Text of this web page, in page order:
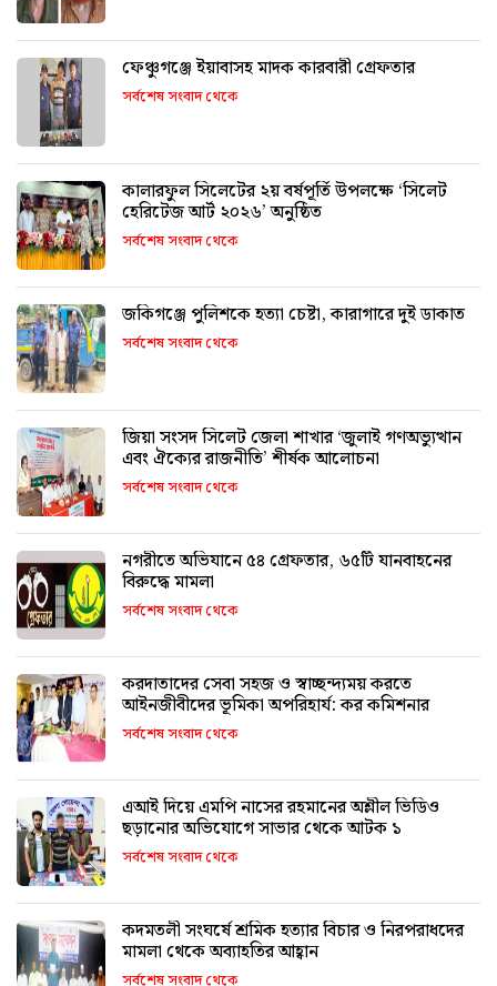
ফেঞ্চুগঞ্জে ইয়াবাসহ মাদক কারবারী গ্রেফতার
সর্বশেষ সংবাদ থেকে
কালারফুল সিলেটের ২য় বর্ষপূর্তি উপলক্ষে ‘সিলেট
হেরিটেজ আর্ট ২০২৬’ অনুষ্ঠিত
সর্বশেষ সংবাদ থেকে
জকিগঞ্জে পুলিশকে হত্যা চেষ্টা, কারাগারে দুই ডাকাত
সর্বশেষ সংবাদ থেকে
জিয়া সংসদ সিলেট জেলা শাখার ‘জুলাই গণঅভ্যুত্থান
এবং ঐক্যের রাজনীতি’ শীর্ষক আলোচনা
সর্বশেষ সংবাদ থেকে
নগরীতে অভিযানে ৫৪ গ্রেফতার, ৬৫টি যানবাহনের
বিরুদ্ধে মামলা
সর্বশেষ সংবাদ থেকে
করদাতাদের সেবা সহজ ও স্বাচ্ছন্দ্যময় করতে
আইনজীবীদের ভূমিকা অপরিহার্য: কর কমিশনার
সর্বশেষ সংবাদ থেকে
এআই দিয়ে এমপি নাসের রহমানের অশ্লীল ভিডিও
ছড়ানোর অভিযোগে সাভার থেকে আটক ১
সর্বশেষ সংবাদ থেকে
কদমতলী সংঘর্ষে শ্রমিক হত্যার বিচার ও নিরপরাধদের
মামলা থেকে অব্যাহতির আহ্বান
সর্বশেষ সংবাদ থেকে